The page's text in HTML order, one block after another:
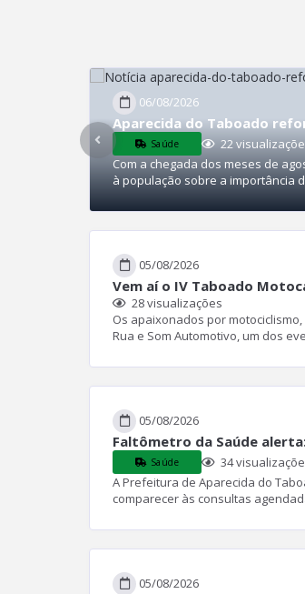
Aparecida do Taboado
06/08/2026
Saúde 22
Com a chegada dos meses de
à população sobre a importância
Vem aí o IV Taboado
05/08/2026
28visualizações
Os apaixonados por
Rua e Som Automotivo, um dos
Faltômetro da Saúde
05/08/2026
Saúde 34
A Prefeitura de Aparecida do
comparecer às consultas
05/08/2026